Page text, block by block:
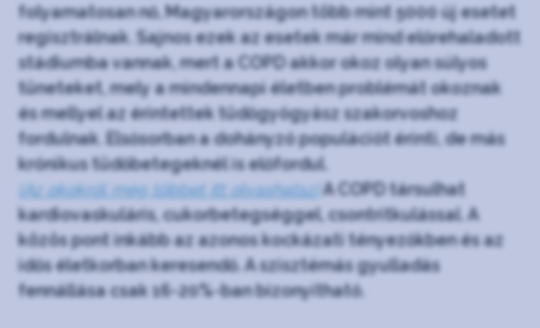
folyamatosan nő, Magyarországon több mint 5000 új esetet
regisztrálnak. Sajnos ezek az esetek már mind előrehaladott
stádiumba vannak, mert a COPD akkor okoz olyan súlyos
tüneteket, mely a mindennapi életben problémát okoznak
és mellyel az érintettek tüdőgyógyász szakorvoshoz
fordulnak. Elsősorban a dohányzó populációt érinti, de más
krónikus tüdőbetegeknél is előfordul.
(Az okokról még többet itt olvashatsz) A COPD társulhat
kardiovaskuláris, cukorbetegséggel, csontritkulással. A
közös pont inkább az azonos kockázati tényezőkben és az
idős életkorban keresendő. A szisztémás gyulladás
fennállása csak 16-20%-ban bizonyítható.